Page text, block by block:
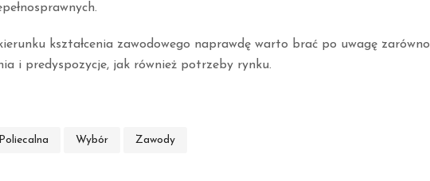
kształcenia zawodowego naprawdę warto brać po uwagę zarówno
i predyspozycje, jak również potrzeby rynku.
Wybór Zawody